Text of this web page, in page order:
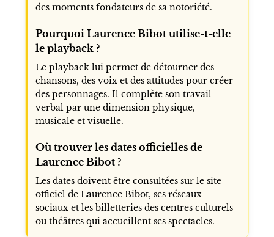
des moments fondateurs de sa notoriété.
Pourquoi Laurence Bibot utilise-t-elle
le playback ?
Le playback lui permet de détourner des
chansons, des voix et des attitudes pour créer
des personnages. Il complète son travail
verbal par une dimension physique,
musicale et visuelle.
Où trouver les dates officielles de
Laurence Bibot ?
Les dates doivent être consultées sur le site
officiel de Laurence Bibot, ses réseaux
sociaux et les billetteries des centres culturels
ou théâtres qui accueillent ses spectacles.